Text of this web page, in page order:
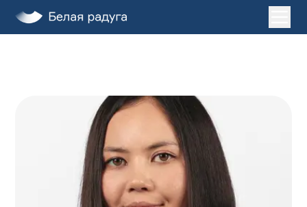
Лечение во сне
ЗАПИСАТЬСЯ НА ПРИЕМ